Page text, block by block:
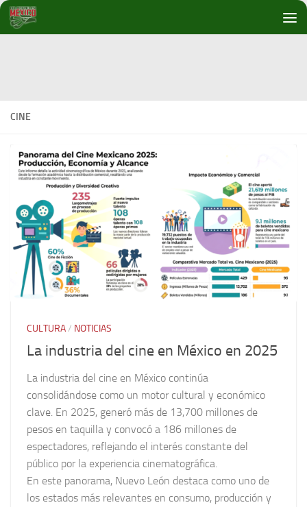
Debajo del contenido
CINE
CULTURA/ NOTICIAS
La industria del cine en México en 2025
La industria del cine en México continúa
consolidándose como un motor cultural y económico
clave. En 2025, generó más de 13,700 millones de
pesos en taquilla y convocó a 186 millones de
espectadores, reflejando el interés constante del
público por la experiencia cinematográfica.
En este panorama, Nuevo León destaca como uno de
los estados más relevantes en consumo, producción y